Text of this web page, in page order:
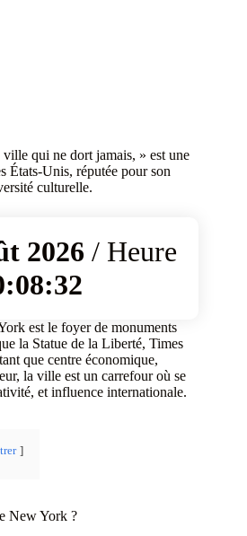
qui ne dort jamais, » est une
États-Unis, réputée pour son
culturelle.
2026 / Heure
est le foyer de monuments
la Statue de la Liberté, Times
que centre économique,
la ville est un carrefour où se
et influence internationale.
New York ?